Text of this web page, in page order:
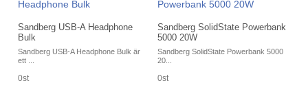
Sandberg USB-A Headphone
Bulk
Sandberg USB-A Headphone Bulk är
ett ...
0st
Sandberg SolidState Powerbank
5000 20W
Sandberg SolidState Powerbank 5000
20...
0st